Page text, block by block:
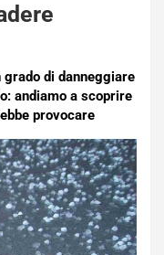
grado di danneggiare
andiamo a scoprire
provocare